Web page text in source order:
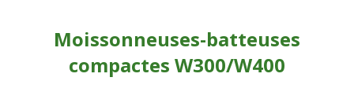
Moissonneuses-batteuses
compactes W300/W400